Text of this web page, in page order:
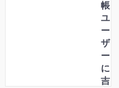
帳
ユ
ー
ザ
ー
に
吉